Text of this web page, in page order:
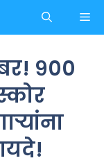
९००